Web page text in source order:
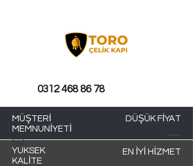
MÜŞTERİ
MEMNUNİYETİ
DÜŞÜK FİYAT
YÜKSEK
KALİTE
EN İYİ HİZMET
0312 468 86 78